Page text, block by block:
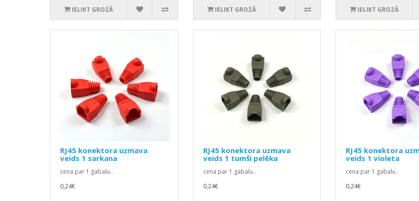
IELIKT GROZĀ IELIKT GROZĀ IELIKT GROZĀ
RJ45 konektora uzmava
veids 1 sarkana
cena par 1 gabalu..
0,24€
RJ45 konektora uzmava
veids 1 tumši pelēka
cena par 1 gabalu..
0,24€
RJ45 konektora
veids 1 violeta
cena par 1 gabalu..
0,24€